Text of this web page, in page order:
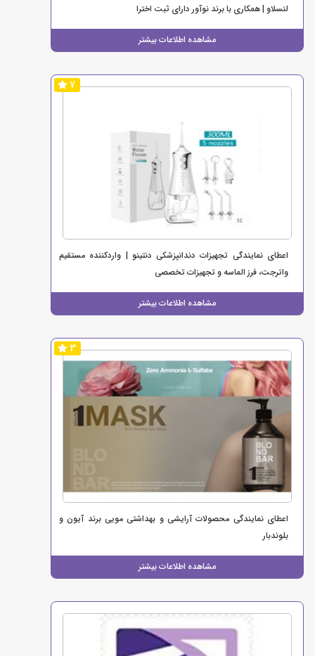
لنسلاو | همکاری با برند نوآور دارای ثبت اخترا
مشاهده اطلاعات بیشتر
7
اعطای نمایندگی تجهیزات دندانپزشکی دنتینو | واردکننده مستقیم
واترجت، فرز الماسه و تجهیزات تخصصی
مشاهده اطلاعات بیشتر
3
اعطای نمایندگی محصولات آرایشی و بهداشتی مویی برند آیون و
بلوندبار
مشاهده اطلاعات بیشتر